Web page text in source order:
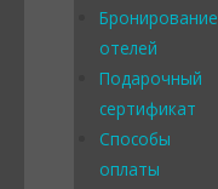
Бронирование
отелей
Подарочный
сертификат
Способы
оплаты